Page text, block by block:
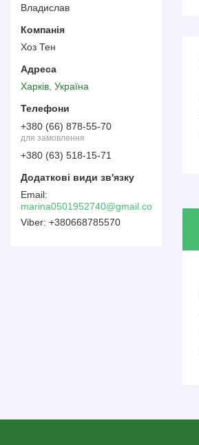
Владислав
Хоз Тен
Харків, Україна
+380 (66) 878-55-70
для замовлення
+380 (63) 518-15-71
marina0501952740@gmail.com
+380668785570